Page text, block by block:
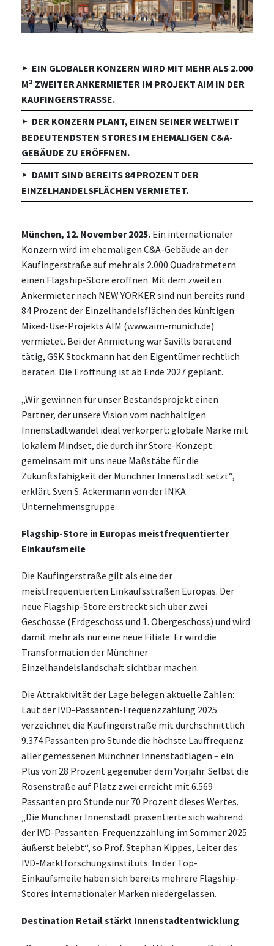
EIN GLOBALER KONZERN WIRD MIT MEHR ALS 2.000
M² ZWEITER ANKERMIETER IM PROJEKT AIM IN DER
KAUFINGERSTRASSE.
DER KONZERN PLANT, EINEN SEINER WELTWEIT
BEDEUTENDSTEN STORES IM EHEMALIGEN C&A-
GEBÄUDE ZU ERÖFFNEN.
DAMIT SIND BEREITS 84 PROZENT DER
EINZELHANDELSFLÄCHEN VERMIETET.
München, 12. November 2025. Ein internationaler
Konzern wird im ehemaligen C&A-Gebäude an der
Kaufingerstraße auf mehr als 2.000 Quadratmetern
einen Flagship-Store eröffnen. Mit dem zweiten
Ankermieter nach NEW YORKER sind nun bereits rund
84 Prozent der Einzelhandelsflächen des künftigen
Mixed-Use-Projekts AIM (www.aim-munich.de)
vermietet. Bei der Anmietung war Savills beratend
tätig, GSK Stockmann hat den Eigentümer rechtlich
beraten. Die Eröffnung ist ab Ende 2027 geplant.
„Wir gewinnen für unser Bestandsprojekt einen
Partner, der unsere Vision vom nachhaltigen
Innenstadtwandel ideal verkörpert: globale Marke mit
lokalem Mindset, die durch ihr Store-Konzept
gemeinsam mit uns neue Maßstäbe für die
Zukunftsfähigkeit der Münchner Innenstadt setzt“,
erklärt Sven S. Ackermann von der INKA
Unternehmensgruppe.
Flagship-Store in Europas meistfrequentierter
Einkaufsmeile
Die Kaufingerstraße gilt als eine der
meistfrequentierten Einkaufsstraßen Europas. Der
neue Flagship-Store erstreckt sich über zwei
Geschosse (Erdgeschoss und 1. Obergeschoss) und wird
damit mehr als nur eine neue Filiale: Er wird die
Transformation der Münchner
Einzelhandelslandschaft sichtbar machen.
Die Attraktivität der Lage belegen aktuelle Zahlen:
Laut der IVD-Passanten-Frequenzzählung 2025
verzeichnet die Kaufingerstraße mit durchschnittlich
9.374 Passanten pro Stunde die höchste Lauffrequenz
aller gemessenen Münchner Innenstadtlagen – ein
Plus von 28 Prozent gegenüber dem Vorjahr. Selbst die
Rosenstraße auf Platz zwei erreicht mit 6.569
Passanten pro Stunde nur 70 Prozent dieses Wertes.
„Die Münchner Innenstadt präsentierte sich während
der IVD-Passanten-Frequenzzählung im Sommer 2025
äußerst belebt“, so Prof. Stephan Kippes, Leiter des
IVD-Marktforschungsinstituts. In der Top-
Einkaufsmeile haben sich bereits mehrere Flagship-
Stores internationaler Marken niedergelassen.
Destination Retail stärkt Innenstadtentwicklung